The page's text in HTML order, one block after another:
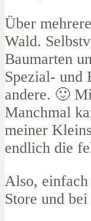
Über
Wald.
Baumarten
Spezial- und
andere. 🙂
Manchmal
meiner
endlich die
Also,
Store und